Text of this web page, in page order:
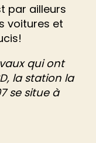
par ailleurs
voitures et
qui ont
la station la
se situe à